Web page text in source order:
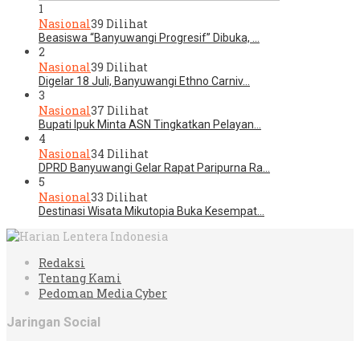
1
Nasional39 Dilihat
Beasiswa “Banyuwangi Progresif” Dibuka, …
2
Nasional39 Dilihat
Digelar 18 Juli, Banyuwangi Ethno Carniv…
3
Nasional37 Dilihat
Bupati Ipuk Minta ASN Tingkatkan Pelayan…
4
Nasional34 Dilihat
DPRD Banyuwangi Gelar Rapat Paripurna Ra…
5
Nasional33 Dilihat
Destinasi Wisata Mikutopia Buka Kesempat…
Redaksi
Tentang Kami
Pedoman Media Cyber
Jaringan Social